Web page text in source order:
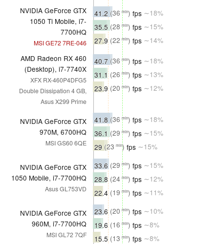
NVIDIA GeForce GTX
1050 Ti Mobile, i7-
7700HQ
MSI GE72 7RE-046
41.2 (36 min) fps ∼18%
35.5(28 min) fps ∼15%
27.9 (22 min) fps ∼14%
AMD Radeon RX 460
(Desktop), i7-7740X
XFX RX-460P4DFG5
Double Dissipation 4 GB,
Asus X299 Prime
40.7 (36 min) fps ∼18%
31.1 (26 min) fps ∼13%
23.9 (20 min) fps ∼12%
NVIDIA GeForce GTX
970M, 6700HQ
MSI GS60 6QE
41.8 (36 min) fps ∼18%
36.1(29 min) fps ∼15%
29 (23 min) fps ∼15%
NVIDIA GeForce GTX
1050 Mobile, i7-7700HQ
Asus GL753VD
33.6(29 min) fps ∼15%
28.8 (24 min) fps ∼12%
22.4 (19 min) fps ∼11%
NVIDIA GeForce GTX
960M, i7-7700HQ
MSI GL72 7QF
23.6 (20 min) fps ∼10%
19.6 (16 min) fps ∼8%
15.5 (13 min) fps ∼8%